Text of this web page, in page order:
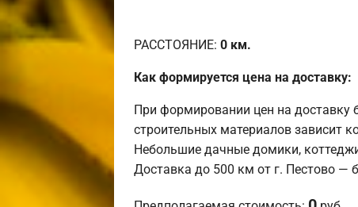
РАССТОЯНИЕ: 0 км.
Как формируется цена на доставку:
При формировании цен на доставку
строительных материалов зависит
Небольшие дачные домики,
Доставка до 500 км от г. Пестово —